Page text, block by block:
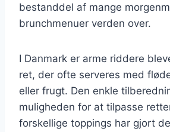
bestanddel af mange
brunchmenuer verden over.
I Danmark er arme riddere
ret, der ofte serveres med
eller frugt. Den enkle
muligheden for at tilpasse
forskellige toppings har gjort